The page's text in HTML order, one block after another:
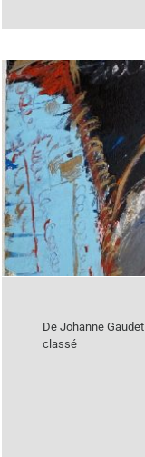
De Johanne Gaudet
classé